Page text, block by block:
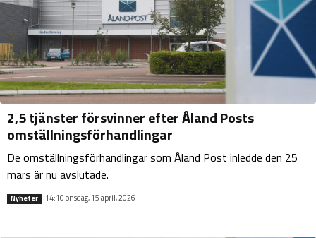
2,5 tjänster försvinner efter Åland Posts
omställningsförhandlingar
De omställningsförhandlingar som Åland Post inledde den 25
mars är nu avslutade.
Nyheter 14:10 onsdag, 15 april, 2026